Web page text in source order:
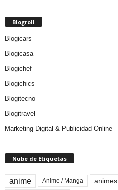
Blogroll
Blogicars
Blogicasa
Blogichef
Blogichics
Blogitecno
Blogitravel
Marketing Digital & Publicidad Online
Nube de Etiquetas
anime Anime / Manga animes